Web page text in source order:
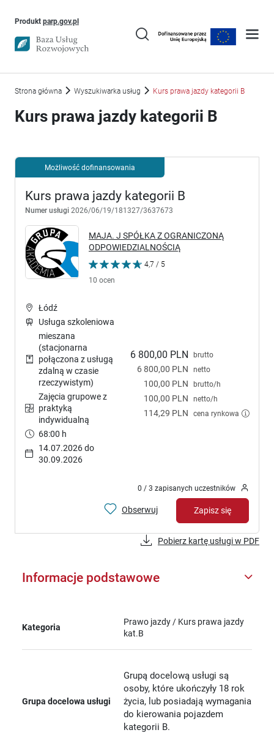
Produkt parp.gov.plUwaga, link otworzy się w nowym oknie
Strona główna Wyszukiwarka usług Kurs prawa jazdy kategorii B
Kurs prawa jazdy kategorii B
Możliwość dofinansowania
Kurs prawa jazdy kategorii B
Numer usługi 2026/06/19/181327/3637673
MAJA. J SPÓŁKA Z OGRANICZONĄ
ODPOWIEDZIALNOŚCIĄ
4,7 / 5
10 ocen
6 800,00 PLN brutto
6 800,00 PLN netto
100,00 PLN brutto/h
100,00 PLN netto/h
114,29 PLN cena rynkowa
Łódź
Usługa szkoleniowa
mieszana
(stacjonarna
połączona z usługą
zdalną w czasie
rzeczywistym)
Zajęcia grupowe z
praktyką
indywidualną
68:00 h
14.07.2026 do
30.09.2026
0 / 3 zapisanych uczestników
Obserwuj Zapisz się
Pobierz kartę usługi w PDF
Informacje podstawowe
Kategoria
Prawo jazdy / Kurs prawa jazdy
kat.B
Grupa docelowa usługi
Grupą docelową usługi są
osoby, które ukończyły 18 rok
życia, lub posiadają wymagania
do kierowania pojazdem
kategorii B.